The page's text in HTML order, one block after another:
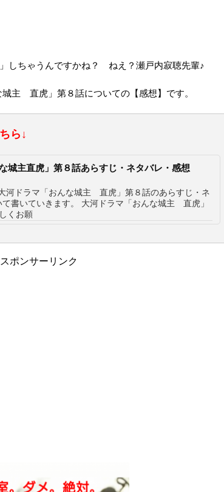
しちゃうんですかね？ ねえ？瀬戸内寂聴先輩♪
主 直虎」第８話についての【感想】です。
ら↓
城主直虎」第８話あらすじ・ネタバレ・感想
河ドラマ「おんな城主 直虎」第８話のあらすじ・ネ
書いていきます。 大河ドラマ「おんな城主 直虎」
くお願
スポンサーリンク